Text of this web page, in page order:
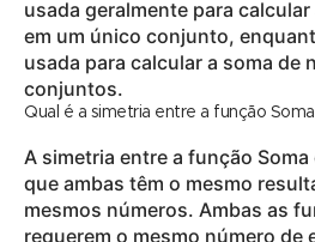
usada geralmente para
em um único conjunto,
usada para calcular a soma de
conjuntos.
Qual é a simetria entre a função
A simetria entre a função
que ambas têm o mesmo
mesmos números. Ambas as
requerem o mesmo número de